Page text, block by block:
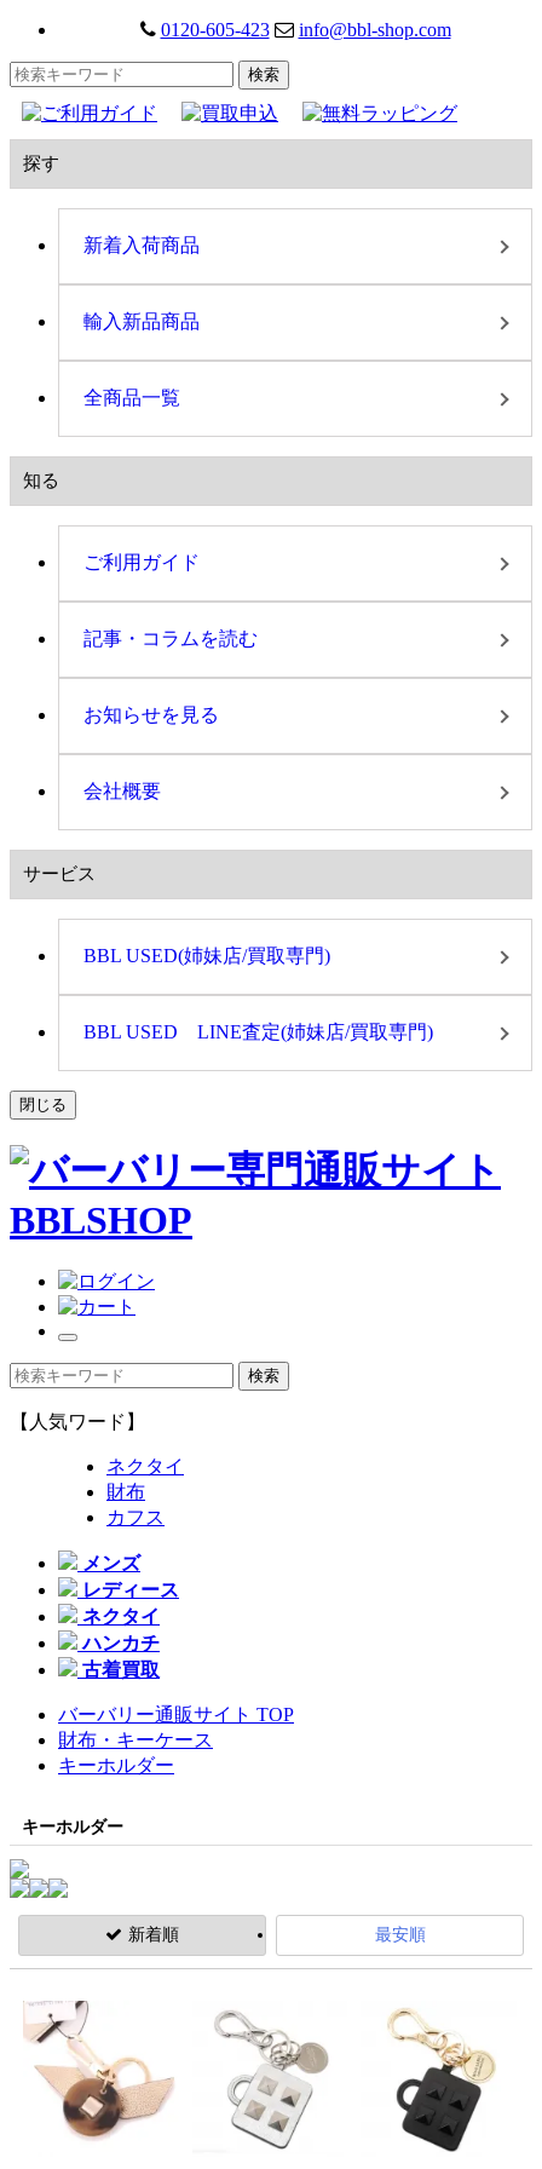
0120-605-423 info@bbl-shop.com
探す
新着入荷商品
輸入新品商品
全商品一覧
知る
ご利用ガイド
記事・コラムを読む
お知らせを見る
会社概要
サービス
BBL USED(姉妹店/買取専門)
BBL USED LINE査定(姉妹店/買取専門)
閉じる
【人気ワード】
ネクタイ
財布
カフス
メンズ
レディース
ネクタイ
ハンカチ
古着買取
バーバリー通販サイト TOP
財布・キーケース
キーホルダー
キーホルダー
新着順 最安順